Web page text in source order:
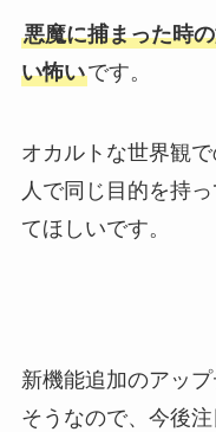
悪魔に捕まった時
い怖いです。
オカルトな世界観
人で同じ目的を持
てほしいです。
新機能追加のアッ
そうなので、今後注